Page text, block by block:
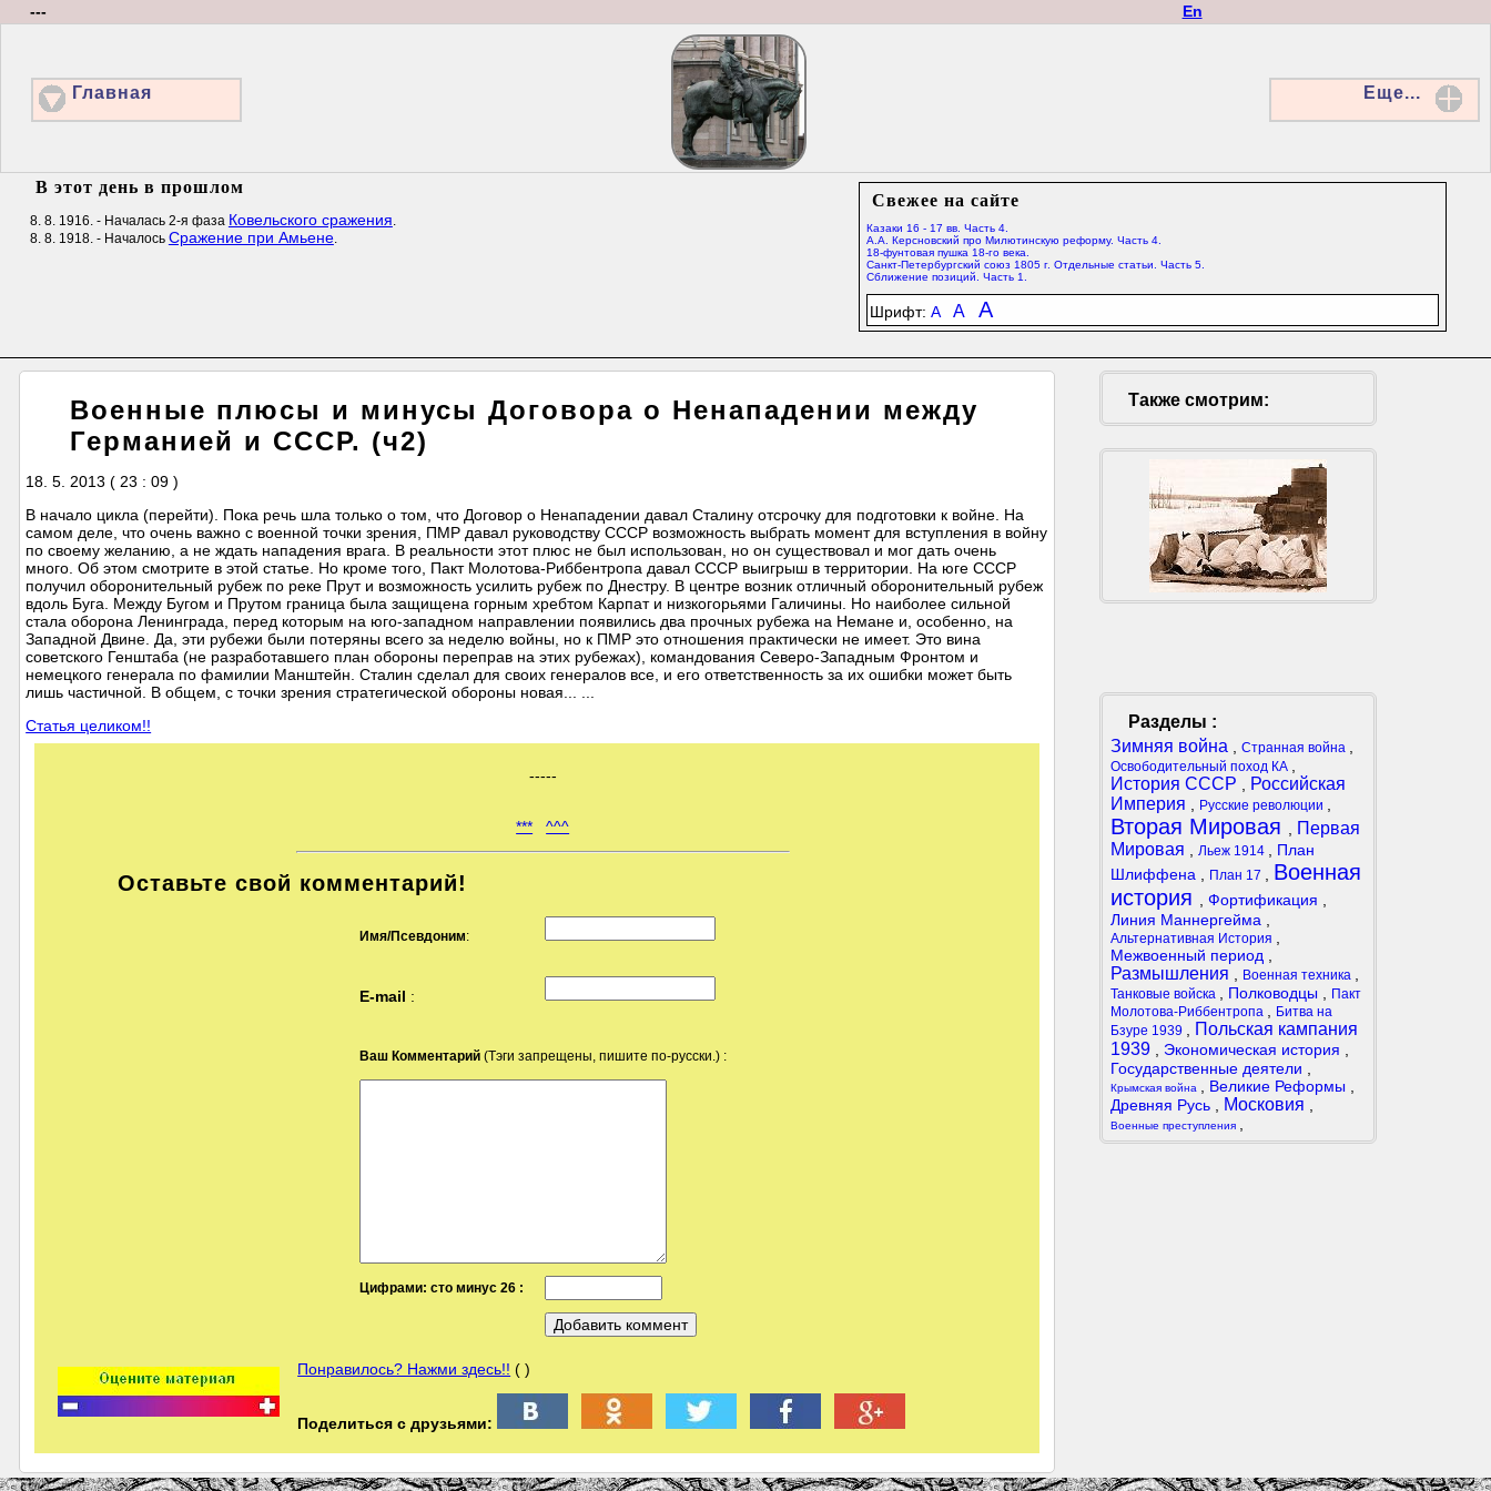
En
---
Главная Еще...
Свежее на сайте
Казаки 16 - 17 вв. Часть 4.
А.А. Керсновский про Милютинскую реформу. Часть 4.
18-фунтовая пушка 18-го века.
Санкт-Петербургский союз 1805 г. Отдельные статьи. Часть 5.
Сближение позиций. Часть 1.
Шрифт:A A A
В этот день в прошлом
8. 8. 1916. - Началась 2-я фаза Ковельского сражения.
8. 8. 1918. - Началось Сражение при Амьене.
Военные плюсы и минусы Договора о Ненападении между
Германией и СССР. (ч2)
18. 5. 2013 ( 23 : 09 )
В начало цикла (перейти). Пока речь шла только о том, что Договор о Ненападении давал Сталину отсрочку для подготовки к войне. На
самом деле, что очень важно с военной точки зрения, ПМР давал руководству СССР возможность выбрать момент для вступления в войну
по своему желанию, а не ждать нападения врага. В реальности этот плюс не был использован, но он существовал и мог дать очень
много. Об этом смотрите в этой статье. Но кроме того, Пакт Молотова-Риббентропа давал СССР выигрыш в территории. На юге СССР
получил оборонительный рубеж по реке Прут и возможность усилить рубеж по Днестру. В центре возник отличный оборонительный рубеж
вдоль Буга. Между Бугом и Прутом граница была защищена горным хребтом Карпат и низкогорьями Галичины. Но наиболее сильной
стала оборона Ленинграда, перед которым на юго-западном направлении появились два прочных рубежа на Немане и, особенно, на
Западной Двине. Да, эти рубежи были потеряны всего за неделю войны, но к ПМР это отношения практически не имеет. Это вина
советского Генштаба (не разработавшего план обороны переправ на этих рубежах), командования Северо-Западным Фронтом и
немецкого генерала по фамилии Манштейн. Сталин сделал для своих генералов все, и его ответственность за их ошибки может быть
лишь частичной. В общем, с точки зрения стратегической обороны новая... ...
Статья целиком!!
-----
*** ^^^
Оставьте свой комментарий!
Имя/Псевдоним:
E-mail :
Ваш Комментарий(Тэги запрещены, пишите по-русски.) :
Цифрами: сто минус 26 :
Понравилось? Нажми здесь!! ( )
Поделиться с друзьями:
Также смотрим:
Разделы :
Зимняя война
Странная война
Освободительный поход КА
История СССР
Российская
Империя
Русские революции
Вторая Мировая
Первая
Мировая
Льеж 1914
План
Шлиффена
План 17
Военная
история
Фортификация
Линия Маннергейма
Альтернативная История
Межвоенный период
Размышления Военная техника
Танковые войска Полководцы
Пакт
Молотова-Риббентропа
Битва на
Бзуре 1939
Польская кампания
1939
Экономическая история
Государственные деятели
Крымская война Великие Реформы
Древняя Русь
Московия
Военные преступления